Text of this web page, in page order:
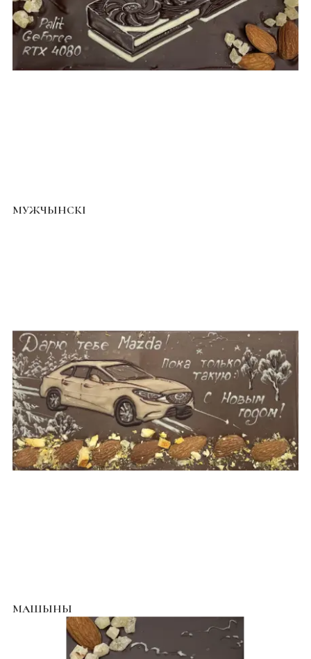
МУЖЧЫНСКІ
МАШЫНЫ